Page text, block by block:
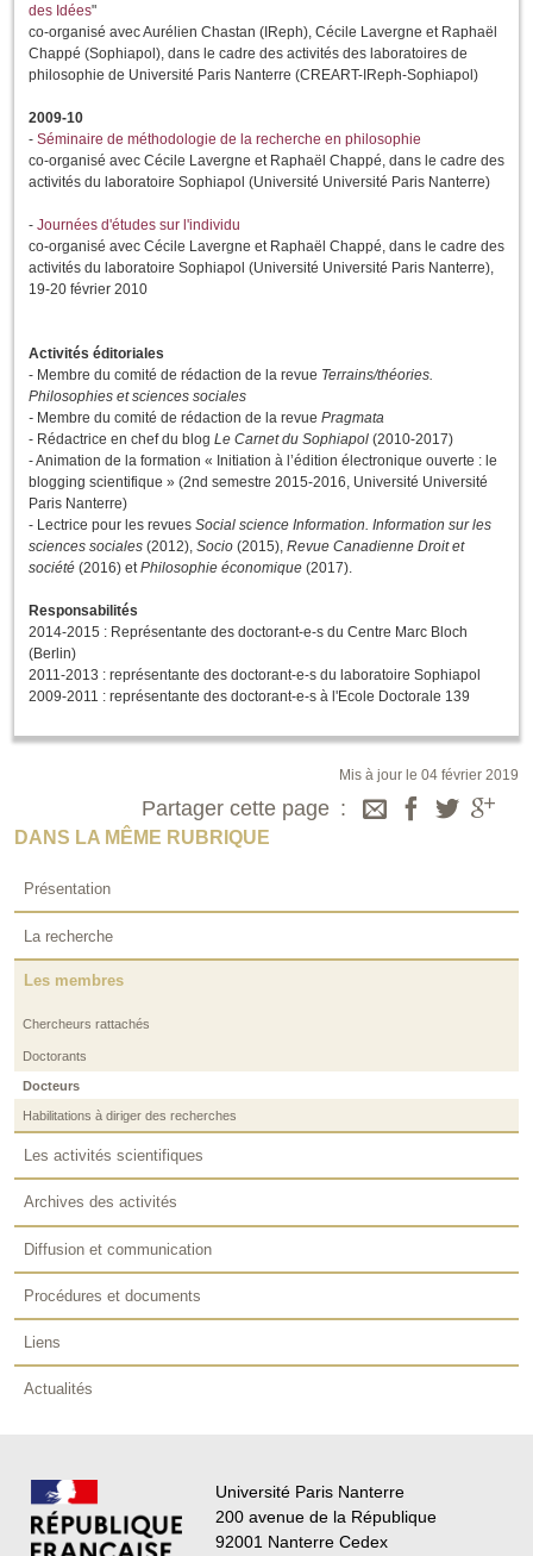
des Idées"
co-organisé avec Aurélien Chastan (IReph), Cécile Lavergne et Raphaël
Chappé (Sophiapol), dans le cadre des activités des laboratoires de
philosophie de Université Paris Nanterre (CREART-IReph-Sophiapol)
2009-10
- Séminaire de méthodologie de la recherche en philosophie
co-organisé avec Cécile Lavergne et Raphaël Chappé, dans le cadre des
activités du laboratoire Sophiapol (Université Université Paris Nanterre)
- Journées d'études sur l'individu
co-organisé avec Cécile Lavergne et Raphaël Chappé, dans le cadre des
activités du laboratoire Sophiapol (Université Université Paris Nanterre),
19-20 février 2010
Activités éditoriales
- Membre du comité de rédaction de la revue Terrains/théories.
Philosophies et sciences sociales
- Membre du comité de rédaction de la revue Pragmata
- Rédactrice en chef du blog Le Carnet du Sophiapol (2010-2017)
- Animation de la formation « Initiation à l’édition électronique ouverte : le
blogging scientifique » (2nd semestre 2015-2016, Université Université
Paris Nanterre)
- Lectrice pour les revues Social science Information. Information sur les
sciences sociales (2012), Socio (2015), Revue Canadienne Droit et
société (2016) etPhilosophie économique (2017).
Responsabilités
2014-2015 : Représentante des doctorant-e-s du Centre Marc Bloch
(Berlin)
2011-2013 : représentante des doctorant-e-s du laboratoire Sophiapol
2009-2011 : représentante des doctorant-e-s à l'Ecole Doctorale 139
Mis à jour le 04 février 2019
Partager cette page
DANS LA MÊME RUBRIQUE
Présentation
La recherche
Les membres
Chercheurs rattachés
Doctorants
Docteurs
Habilitations à diriger des recherches
Les activités scientifiques
Archives des activités
Diffusion et communication
Procédures et documents
Liens
Actualités
Université Paris Nanterre
200 avenue de la République
92001 Nanterre Cedex